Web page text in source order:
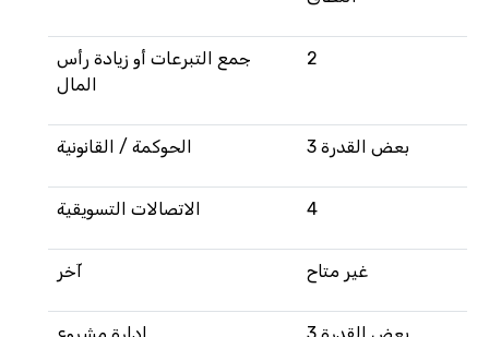
جمع التبرعات أو زيادة رأس
المال
2
الحوكمة / القانونية 3 بعض القدرة
الاتصالات التسويقية 4
آخر غير متاح